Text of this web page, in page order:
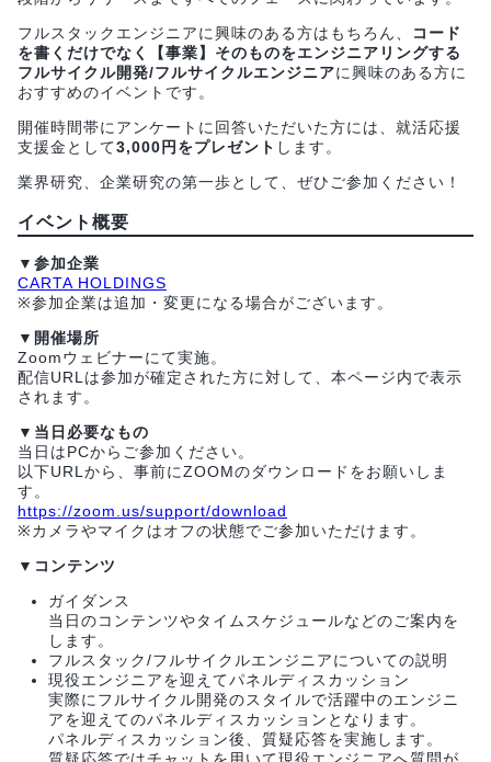
フルスタックエンジニアに興味のある方はもちろん、
コード
を書くだけでなく【事業】そのものをエンジニアリングする
フルサイクル開発/フルサイクルエンジニアに興味のある方に
おすすめのイベントです。
開催時間帯にアンケートに回答いただいた方には、就活応援
支援金として3,000円をプレゼント します。
業界研究、企業研究の第一歩として、ぜひご参加ください！
イベント概要
▼参加企業
CARTA HOLDINGS
※参加企業は追加・変更になる場合がございます。
▼開催場所
Zoomウェビナーにて実施。
配信URLは参加が確定された方に対して、本ページ内で表示
されます。
▼当日必要なもの
当日はPCからご参加ください。
以下URLから、事前にZOOMのダウンロードをお願いしま
す。
https://zoom.us/support/download
※カメラやマイクはオフの状態でご参加いただけます。
▼コンテンツ
ガイダンス
当日のコンテンツやタイムスケジュールなどのご案内を
します。
フルスタック/フルサイクルエンジニアについての説明
現役エンジニアを迎えてパネルディスカッション
実際にフルサイクル開発のスタイルで活躍中のエンジニ
アを迎えてのパネルディスカッションとなります。
パネルディスカッション後、質疑応答を実施します。